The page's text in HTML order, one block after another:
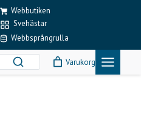
Webbutiken
Svehästar
Webbsprångrulla
Varukorg